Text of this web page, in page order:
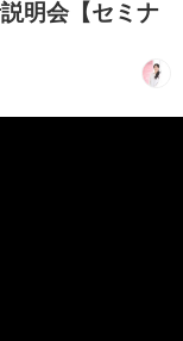
明会【セミナ